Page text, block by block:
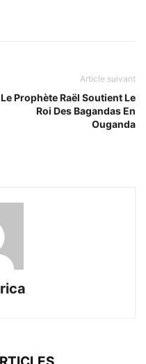
Article suivant
Le Prophète Raël Soutient Le
Roi Des Bagandas En
Ouganda